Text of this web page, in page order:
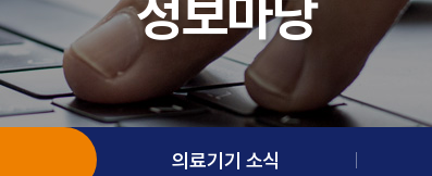
운영성과
오시는 길
기업성장지원
글로벌 진출 지원
네트워크 및 교육지원
정보마당
의료기기 소식